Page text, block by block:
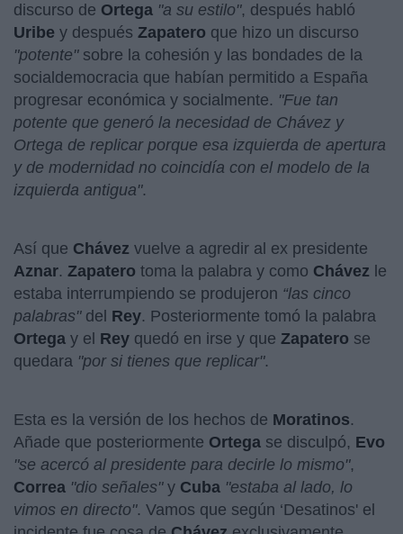
discurso de Ortega "a su estilo", después habló
Uribe y después Zapatero que hizo un discurso
"potente"sobre la cohesión y las bondades de la
socialdemocracia que habían permitido a España
progresar económica y socialmente. "Fue tan
potente que generó la necesidad de Chávez y
Ortega de replicar porque esa izquierda de apertura
y de modernidad no coincidía con el modelo de la
izquierda antigua".
Así que Chávez vuelve a agredir al ex presidente
Aznar. Zapatero toma la palabra y como Chávez le
estaba interrumpiendo se produjeron “las cinco
palabras"del Rey. Posteriormente tomó la palabra
Ortega y el Rey quedó en irse y que Zapatero se
quedara "por si tienes que replicar".
Esta es la versión de los hechos de Moratinos.
Añade que posteriormente Ortega se disculpó, Evo
"se acercó al presidente para decirle lo mismo",
Correa "dio señales"y Cuba "estaba al lado, lo
vimos en directo". Vamos que según ‘Desatinos' el